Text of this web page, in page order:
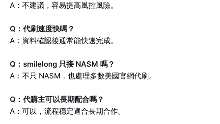
A：不建議，容易提高風控風險。
Q：代刷速度快嗎？
A：資料確認後通常能快速完成。
Q：smilelong 只接 NASM 嗎？
A：不只 NASM，也處理多數美國官網代刷。
Q：代購主可以長期配合嗎？
A：可以，流程穩定適合長期合作。